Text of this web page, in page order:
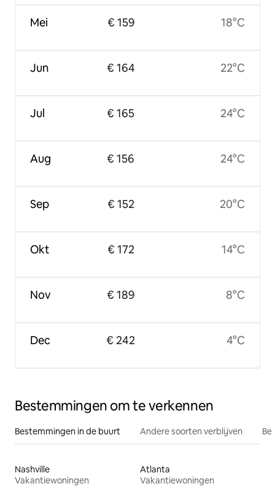
Mei
Jun
Jul
Aug
Sep
Okt
Nov
Dec
€ 159
€ 164
€ 165
€ 156
€ 152
€ 172
€ 189
€ 242
18°C
22°C
24°C
24°C
20°C
14°C
8°C
4°C
Bestemmingen om te verkennen
Bestemmingen in de buurt Andere soorten verblijven
Nashville
Vakantiewoningen
Atlanta
Vakantiewoningen